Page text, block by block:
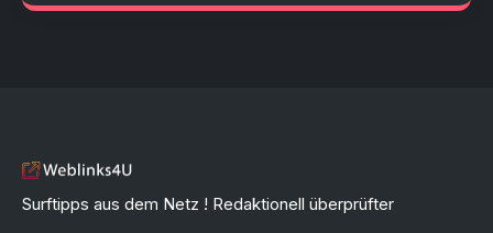
Surftipps aus dem Netz ! Redaktionell überprüfter